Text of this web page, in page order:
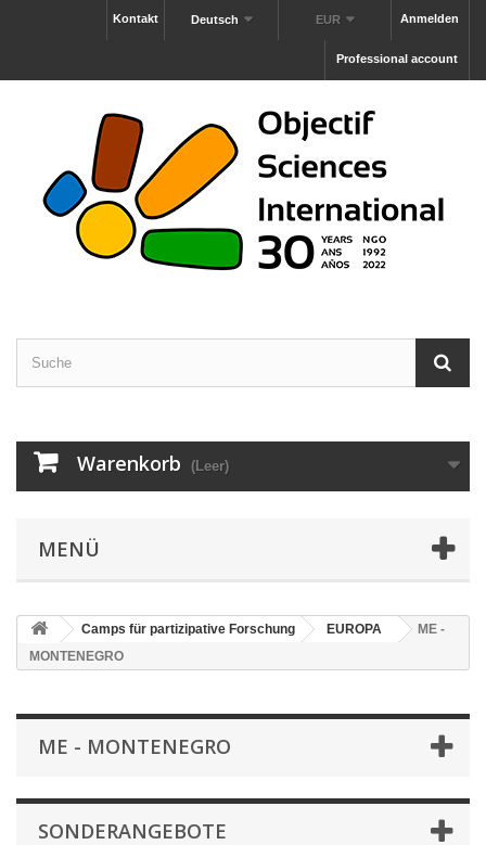
Anmelden
EUR
Deutsch
Kontakt
Professional account
Warenkorb (Leer)
MENÜ
Camps für partizipative Forschung EUROPA
ME -
MONTENEGRO
ME - MONTENEGRO
SONDERANGEBOTE